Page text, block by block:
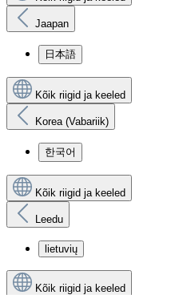
Jaapan
日本語
Kõik riigid ja keeled
Korea (Vabariik)
한국어
Kõik riigid ja keeled
Leedu
lietuvių
Kõik riigid ja keeled